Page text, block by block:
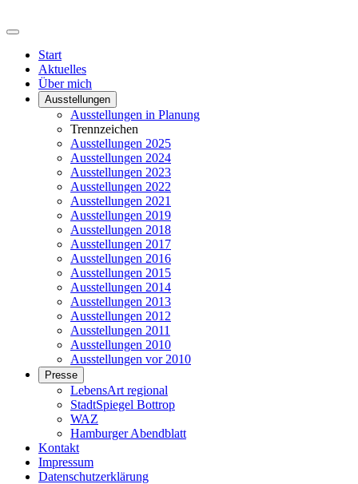
Start
Aktuelles
Über mich
Ausstellungen
Ausstellungen in Planung
Trennzeichen
Ausstellungen 2025
Ausstellungen 2024
Ausstellungen 2023
Ausstellungen 2022
Ausstellungen 2021
Ausstellungen 2019
Ausstellungen 2018
Ausstellungen 2017
Ausstellungen 2016
Ausstellungen 2015
Ausstellungen 2014
Ausstellungen 2013
Ausstellungen 2012
Ausstellungen 2011
Ausstellungen 2010
Ausstellungen vor 2010
Presse
LebensArt regional
StadtSpiegel Bottrop
WAZ
Hamburger Abendblatt
Kontakt
Impressum
Datenschutzerklärung